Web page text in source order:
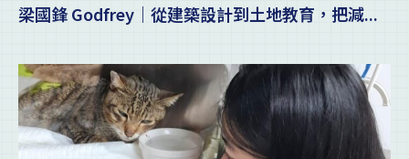
梁國鋒 Godfrey｜從建築設計到土地教育，把減...